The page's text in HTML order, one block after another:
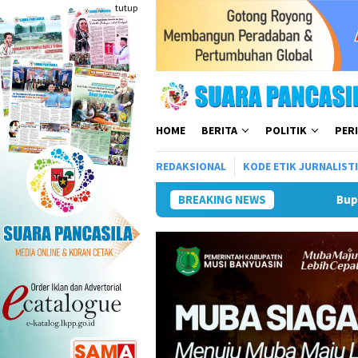
ke
konten
tutup
HOME BERITA POLITIK
REDAKSIONAL KODE ETIK
BREAKING NEWSBupati Malang Hadiri